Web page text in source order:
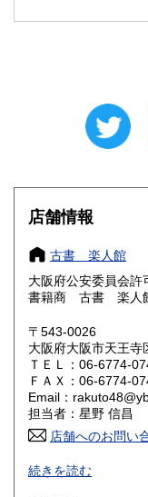
大阪府
奈良県
鳥取県
岡山県
山口県
香川県
高知県
佐賀県
店舗情報
古書 楽人館
大阪府公安委員会
書籍商 古書 楽人
〒543-0026
大阪府大阪市天王
ＴＥＬ：06-6774-
ＦＡＸ：06-6774-
Email：
担当者：星野 信昌
店舗へのお問い
朝鮮・中国の戦前資
漢方・鍼灸書,易学
続きを読む